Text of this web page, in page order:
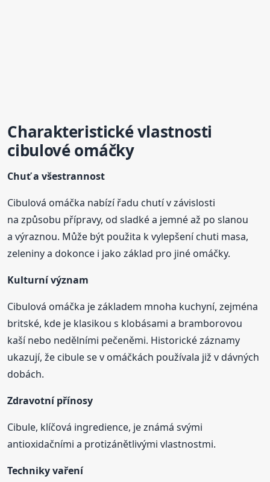
Charakteristické vlastnosti
cibulové omáčky
Chuť a všestrannost
Cibulová omáčka nabízí řadu chutí v závislosti
na způsobu přípravy, od sladké a jemné až po slanou
a výraznou. Může být použita k vylepšení chuti masa,
zeleniny a dokonce i jako základ pro jiné omáčky.
Kulturní význam
Cibulová omáčka je základem mnoha kuchyní, zejména
britské, kde je klasikou s klobásami a bramborovou
kaší nebo nedělními pečeněmi. Historické záznamy
ukazují, že cibule se v omáčkách používala již v dávných
dobách.
Zdravotní přínosy
Cibule, klíčová ingredience, je známá svými
antioxidačními a protizánětlivými vlastnostmi.
Techniky vaření